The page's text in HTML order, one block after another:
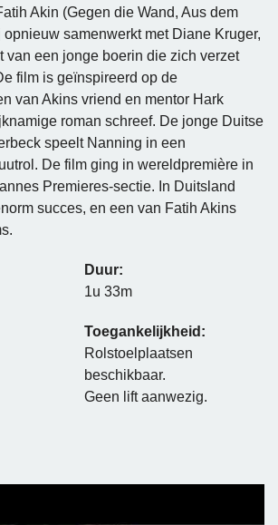
Akin (Gegen die Wand, Aus dem
samenwerkt met Diane Kruger,
van een jonge boerin die zich verzet
film is geïnspireerd op de
van Akins vriend en mentor Hark
roman schreef. De jonge Duitse
speelt Nanning in een
De film ging in wereldpremière in
Premieres-sectie. In Duitsland
succes, en een van Fatih Akins
Duur:
1u 33m
Toegankelijkheid:
Rolstoelplaatsen
beschikbaar.
Geen lift aanwezig.